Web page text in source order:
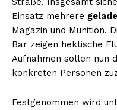
Einsatz mehrere
Magazin und Munition.
Bar zeigen hektische
Aufnahmen sollen nun
konkreten Personen
Festgenommen wird